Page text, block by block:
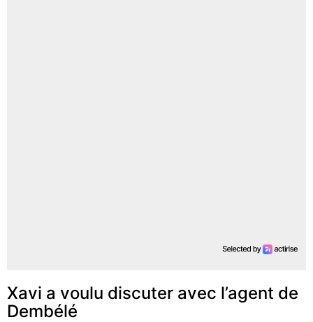
Xavi a voulu discuter avec l’agent de
Dembélé